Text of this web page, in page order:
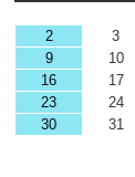
2
3
9
10
16
17
23
24
30
31